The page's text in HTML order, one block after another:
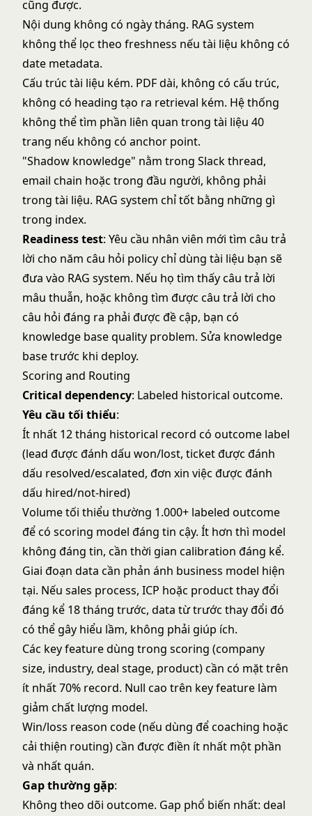
cũng được.
Nội dung không có ngày tháng. RAG system
không thể lọc theo freshness nếu tài liệu không có
date metadata.
Cấu trúc tài liệu kém. PDF dài, không có cấu trúc,
không có heading tạo ra retrieval kém. Hệ thống
không thể tìm phần liên quan trong tài liệu 40
trang nếu không có anchor point.
"Shadow knowledge" nằm trong Slack thread,
email chain hoặc trong đầu người, không phải
trong tài liệu. RAG system chỉ tốt bằng những gì
trong index.
Readiness test: Yêu cầu nhân viên mới tìm câu trả
lời cho năm câu hỏi policy chỉ dùng tài liệu bạn sẽ
đưa vào RAG system. Nếu họ tìm thấy câu trả lời
mâu thuẫn, hoặc không tìm được câu trả lời cho
câu hỏi đáng ra phải được đề cập, bạn có
knowledge base quality problem. Sửa knowledge
base trước khi deploy.
Scoring and Routing
Critical dependency: Labeled historical outcome.
Yêu cầu tối thiểu:
Ít nhất 12 tháng historical record có outcome label
(lead được đánh dấu won/lost, ticket được đánh
dấu resolved/escalated, đơn xin việc được đánh
dấu hired/not-hired)
Volume tối thiểu thường 1.000+ labeled outcome
để có scoring model đáng tin cậy. Ít hơn thì model
không đáng tin, cần thời gian calibration đáng kể.
Giai đoạn data cần phản ánh business model hiện
tại. Nếu sales process, ICP hoặc product thay đổi
đáng kể 18 tháng trước, data từ trước thay đổi đó
có thể gây hiểu lầm, không phải giúp ích.
Các key feature dùng trong scoring (company
size, industry, deal stage, product) cần có mặt trên
ít nhất 70% record. Null cao trên key feature làm
giảm chất lượng model.
Win/loss reason code (nếu dùng để coaching hoặc
cải thiện routing) cần được điền ít nhất một phần
và nhất quán.
Gap thường gặp:
Không theo dõi outcome. Gap phổ biến nhất: deal